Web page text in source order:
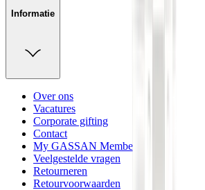
Informatie
Over ons
Vacatures
Corporate gifting
Contact
My GASSAN Membership
Veelgestelde vragen
Retourneren
Retourvoorwaarden